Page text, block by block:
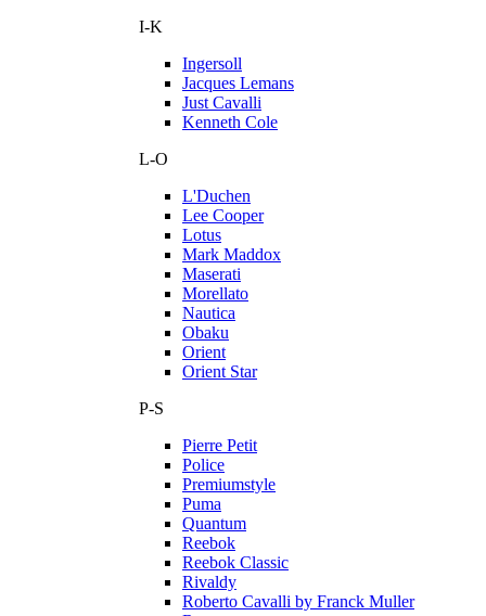
I-K
Ingersoll
Jacques Lemans
Just Cavalli
Kenneth Cole
L-O
L'Duchen
Lee Cooper
Lotus
Mark Maddox
Maserati
Morellato
Nautica
Obaku
Orient
Orient Star
P-S
Pierre Petit
Police
Premiumstyle
Puma
Quantum
Reebok
Reebok Classic
Rivaldy
Roberto Cavalli by Franck Muller